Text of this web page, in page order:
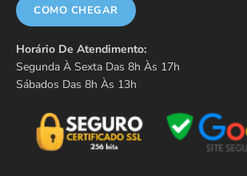
COMO CHEGAR
Horário De Atendimento:
Segunda À Sexta Das 8h Às 17h
Sábados Das 8h Às 13h